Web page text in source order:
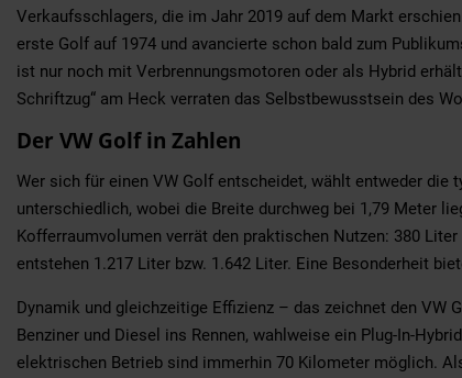
Verkaufsschlagers, die im Jahr 2019 auf dem Markt
erste Golf auf 1974 und avancierte schon bald zum
ist nur noch mit Verbrennungsmotoren oder als Hybrid
Schriftzug“ am Heck verraten das Selbstbewusstsein des
Der VW Golf in Zahlen
Wer sich für einen VW Golf entscheidet, wählt entweder
unterschiedlich, wobei die Breite durchweg bei 1,79 Meter
Kofferraumvolumen verrät den praktischen Nutzen: 380
entstehen 1.217 Liter bzw. 1.642 Liter. Eine Besonderheit
Dynamik und gleichzeitige Effizienz – das zeichnet den VW
Benziner und Diesel ins Rennen, wahlweise ein Plug-In-
elektrischen Betrieb sind immerhin 70 Kilometer möglich.